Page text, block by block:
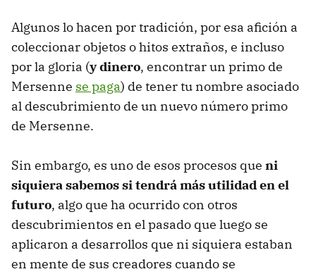
Algunos lo hacen por tradición, por esa afición a
coleccionar objetos o hitos extraños, e incluso
por la gloria (y dinero, encontrar un primo de
Mersenne se paga) de tener tu nombre asociado
al descubrimiento de un nuevo número primo
de Mersenne.
Sin embargo, es uno de esos procesos que ni
siquiera sabemos si tendrá más utilidad en el
futuro, algo que ha ocurrido con otros
descubrimientos en el pasado que luego se
aplicaron a desarrollos que ni siquiera estaban
en mente de sus creadores cuando se